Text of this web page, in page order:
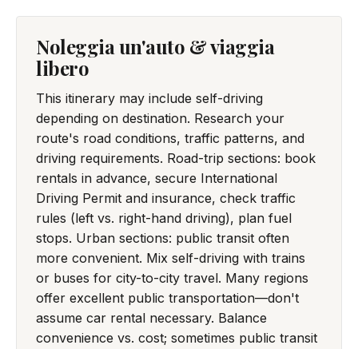
Noleggia un'auto & viaggia
libero
This itinerary may include self-driving
depending on destination. Research your
route's road conditions, traffic patterns, and
driving requirements. Road-trip sections: book
rentals in advance, secure International
Driving Permit and insurance, check traffic
rules (left vs. right-hand driving), plan fuel
stops. Urban sections: public transit often
more convenient. Mix self-driving with trains
or buses for city-to-city travel. Many regions
offer excellent public transportation—don't
assume car rental necessary. Balance
convenience vs. cost; sometimes public transit